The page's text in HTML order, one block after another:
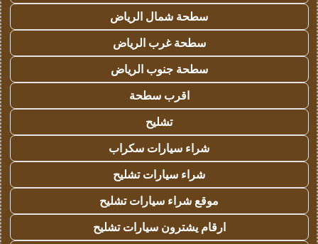
سطحة شمال الرياض
سطحة غرب الرياض
سطحة جنوب الرياض
اقرب سطحة
تشليح
شراء سيارات سكراب
شراء سيارات تشليح
موقع شراء سيارات تشليح
ارقام يشترون سيارات تشليح